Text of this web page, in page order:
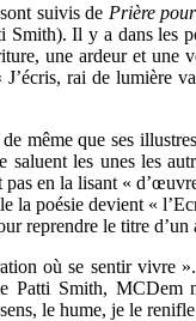
suivis de Prière
Smith). Il y a dans les
une ardeur et une
rai de lumière
même que ses
les unes les
en la lisant «
la poésie devient «
reprendre le titre d’un
où se sentir vivre
Patti Smith, MCDem
le hume, je le